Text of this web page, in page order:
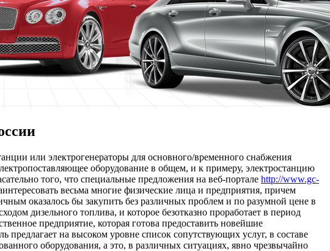
или электрогенераторы для основного/временного снабжения
оборудование в общем, и к примеру, электростанцию
того, что специальные предложения на веб-портале http://www.gc-
весьма многие физические лица и предприятия, причем
оказалось бы закупить без различных проблем и по разумной цене в
дизельного топлива, и которое безотказно проработает в период
предприятие, которая готова предоставить новейшие
на высоком уровне список сопутствующих услуг, в составе
оборудования, а это, в различных ситуациях, явно чрезвычайно